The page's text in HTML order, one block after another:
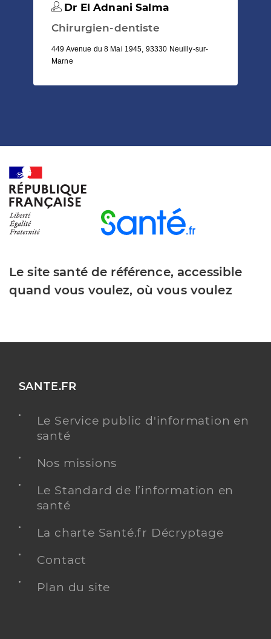
Dr El Adnani Salma
Chirurgien-dentiste
449 Avenue du 8 Mai 1945, 93330 Neuilly-sur-
Marne
Le site santé de référence, accessible
quand vous voulez, où vous voulez
SANTE.FR
Le Service public d'information en
santé
Nos missions
Le Standard de l’information en
santé
La charte Santé.fr Décryptage
Contact
Plan du site